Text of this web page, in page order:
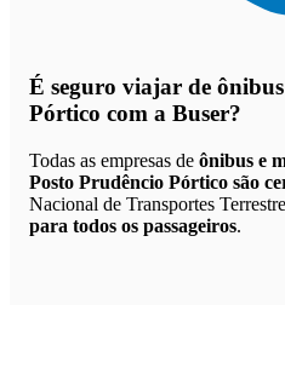
É seguro viajar de
Pórtico com a Buser?
Todas as empresas de ônibus e
Posto Prudêncio Pórtico são
Nacional de Transportes
para todos os passageiros.